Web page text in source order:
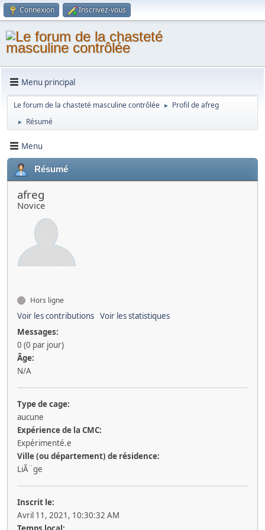
Connexion Inscrivez-vous
Menu principal
Le forum de la chasteté masculine contrôlée ► Profil de afreg
► Résumé
Menu
Résumé
afreg
Novice
Hors ligne
Voir les contributions Voir les statistiques
Messages:
0 (0 par jour)
Âge:
N/A
Type de cage:
aucune
Expérience de la CMC:
Expérimenté.e
Ville (ou département) de résidence:
LiÃ¨ge
Inscrit le:
Avril 11, 2021, 10:30:32 AM